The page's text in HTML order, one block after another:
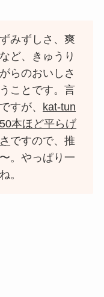
みずしさ、爽
ど、きゅうり
らのおいしさ
ことです。言
すが、 kat-tun
本ほど平らげ
ですので、推
。やっぱり一
。